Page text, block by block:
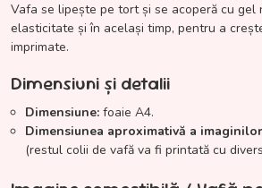
Vafa se lipește pe tort și se acoperă cu
elasticitate și în același timp, pentru a
imprimate.
Dimensiuni și detalii
Dimensiune: foaie A4.
Dimensiunea aproximativă a
(restul colii de vafă va fi printată cu